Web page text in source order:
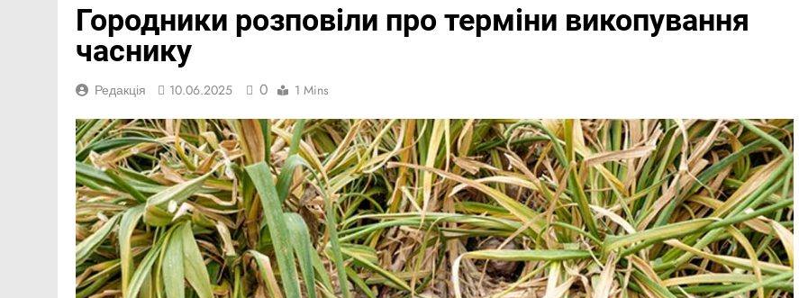
Городники розповіли про терміни викопування
часнику
Редакція 10.06.2025 0 1 Mins